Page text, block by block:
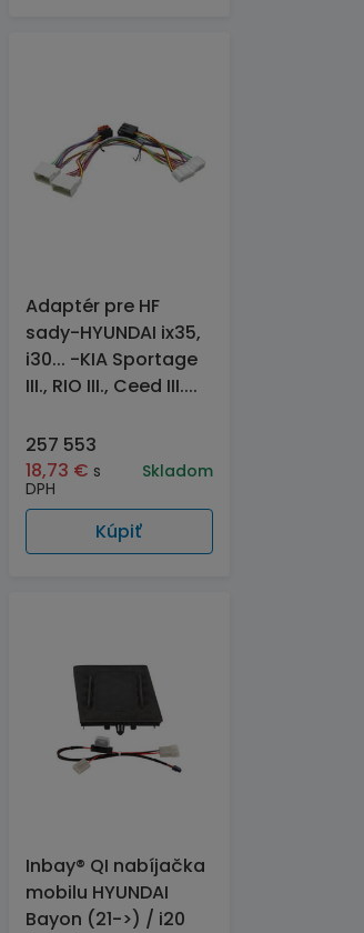
Adaptér pre HF
sady-HYUNDAI ix35,
i30... -KIA Sportage
III., RIO III., Ceed III....
257 553
18,73 € s
DPH
Skladom
Kúpiť
Inbay® QI nabíjačka
mobilu HYUNDAI
Bayon (21->) / i20